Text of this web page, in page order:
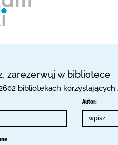
zarezerwuj w bibliotece
bibliotekach korzystających
Autor: